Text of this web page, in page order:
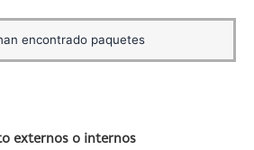
encontrado paquetes
externos o internos